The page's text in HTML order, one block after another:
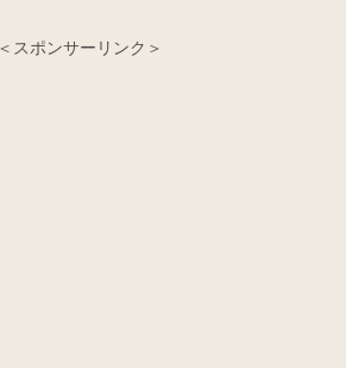
＜スポンサーリンク＞